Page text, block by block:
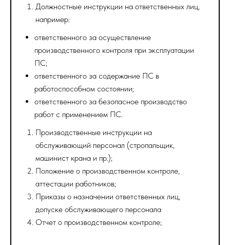
Должностные инструкции на ответственных лиц,
например:
ответственного за осуществление
производственного контроля при эксплуатации
ПС;
ответственного за содержание ПС в
работоспособном состоянии;
ответственного за безопасное производство
работ с применением ПС.
Производственные инструкции на
обслуживающий персонал (стропальщик,
машинист крана и пр.);
Положение о производственном контроле,
аттестации работников;
Приказы о назначении ответственных лиц,
допуске обслуживающего персонала
Отчет о производственном контроле;